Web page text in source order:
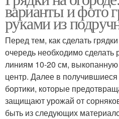
варианты и фото
руками из
Перед тем, как сделать
очередь необходимо сделать
линиям 10-20 см,
центр. Далее в
бортики, которые
защищают урожай от
быть из следующих